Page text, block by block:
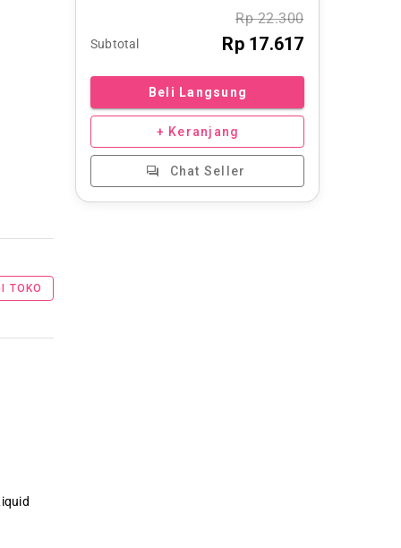
TOKO
Rp 22.300
Subtotal Rp 17.617
Beli Langsung
+ Keranjang
Chat Seller